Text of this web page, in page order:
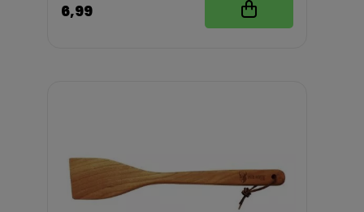
6,99